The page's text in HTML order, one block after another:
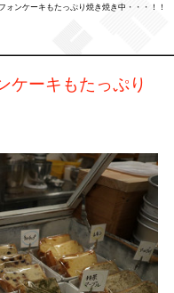
ンケーキもたっぷり焼き焼き中・・・！！
ーキもたっぷり